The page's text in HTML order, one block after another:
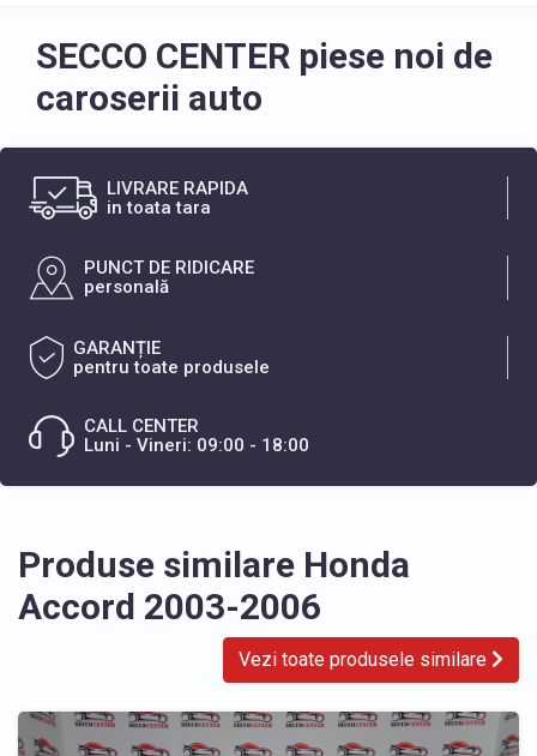
SECCO CENTER piese noi de
caroserii auto
LIVRARE RAPIDA
in toata tara
PUNCT DE RIDICARE
personală
GARANȚIE
pentru toate produsele
CALL CENTER
Luni - Vineri: 09:00 - 18:00
Produse similare Honda
Accord 2003-2006
Vezi toate produsele similare